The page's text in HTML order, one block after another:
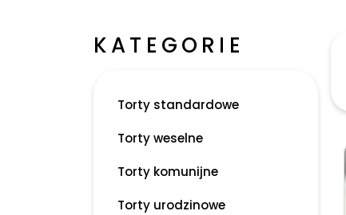
KATEGORIE
Torty standardowe
Torty weselne
Torty komunijne
Torty urodzinowe